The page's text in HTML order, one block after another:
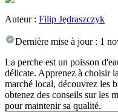
Auteur : Filip Jędraszczyk
Dernière mise à jour : 1
La perche est un poisson
délicate. Apprenez à choisir
marché local, découvrez les
obtenez des conseils sur les
pour maintenir sa qualité.